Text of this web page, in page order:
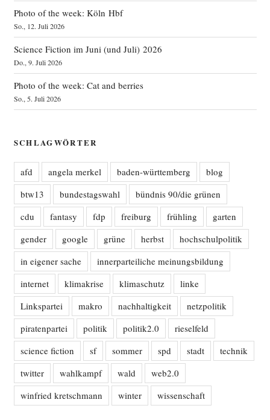
Photo of the week: Köln Hbf
So., 12. Juli 2026
Science Fiction im Juni (und Juli) 2026
Do., 9. Juli 2026
Photo of the week: Cat and berries
So., 5. Juli 2026
SCHLAGWÖRTER
afd angela merkel baden-württemberg
blog
btw13
bundestagswahl
bündnis 90/die grünen
cdu
fantasy fdp freiburg frühling
garten
gender
google grüne herbst
hochschulpolitik
in eigener sache
innerparteiliche meinungsbildung
internet
klimakrise klimaschutz
linke
Linkspartei
makro nachhaltigkeit
netzpolitik
piratenpartei
politik politik2.0
rieselfeld
science fiction
sf sommer spd stadt
technik
twitter
wahlkampf wald
web2.0
winfried kretschmann
winter wissenschaft